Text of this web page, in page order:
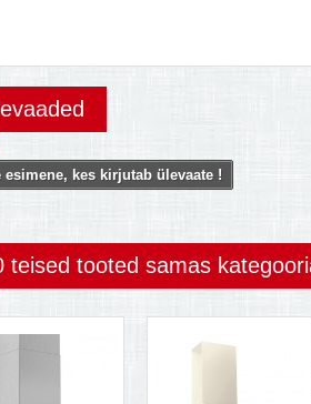
esimene, kes kirjutab ülevaate !
teised tooted samas